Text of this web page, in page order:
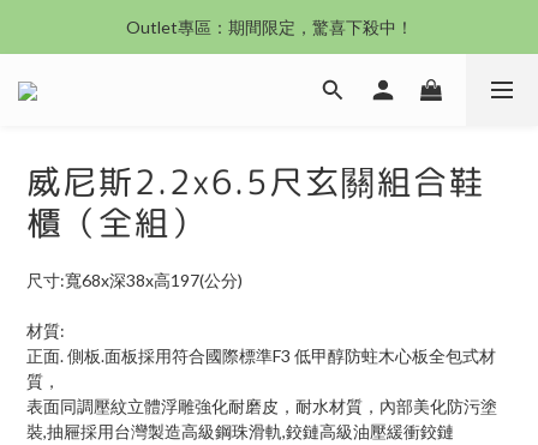
沙發新登場｜想躺就躺，頭等艙到商務艙一次擁有
Outlet專區：期間限定，驚喜下殺中！
沙發新登場｜想躺就躺，頭等艙到商務艙一次擁有
威尼斯2.2x6.5尺玄關組合鞋
櫃（全組）
尺寸:寬68x深38x高197(公分)
材質:
正面. 側板.面板採用符合國際標準F3 低甲醇防蛀木心板全包式材
質，
表面同調壓紋立體浮雕強化耐磨皮，耐水材質，內部美化防污塗
裝,抽屜採用台灣製造高級鋼珠滑軌,鉸鏈高級油壓緩衝鉸鏈